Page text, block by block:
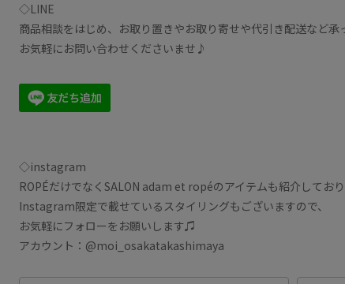
◇LINE
商品相談をはじめ、お取り置きやお取り寄せや代引き配送など
お気軽にお問い合わせくださいませ♪
◇instagram
ROPÉだけでなくSALON adam et ropéのアイテムも紹介しており
Instagram限定で載せているスタイリングもございますので、
お気軽にフォローをお願いします♫
アカウント：@moi_osakatakashimaya